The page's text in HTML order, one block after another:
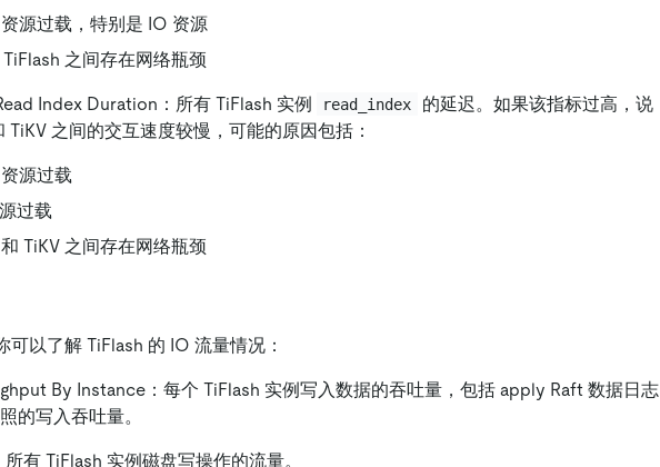
源过载，特别是 IO 资源
之间存在网络瓶颈
Index Duration：所有 TiFlash 实例 read_index
的延迟。如果该指标过高，说
TiKV 之间的交互速度较慢，可能的原因包括：
源过载
过载
TiKV 之间存在网络瓶颈
可以了解 TiFlash 的 IO 流量情况：
By Instance：每个 TiFlash 实例写入数据的吞吐量，包括 apply Raft 数据日志
的写入吞吐量。
有 TiFlash 实例磁盘写操作的流量。